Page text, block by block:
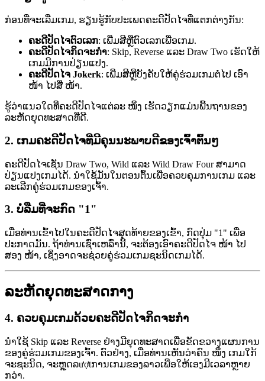
ກ່ອນທີ່ຈະເລີ່ມເກມ, ຮຽນຮູ້ກັບປະເພດຄະດີປັດໄຈທີ່ແຕກຕ່າງກັນ:
ຄະດີປັດໄຈຕົວເລກ: ເພີ່ມສີຫຼືຕົວເລກເພື່ອເກມ.
ຄະດີປັດໄຈກິດຈະກໍາ: Skip, Reverse ແລະ Draw Two ເຮັດໃຫ້
ເກມມີການປ່ຽນແປງ.
ຄະດີປັດໄຈ Jokerk: ເພີ່ມສີຫຼືບັງຄັບໃຫ້ຄູ່ຮ່ວມເກມຕໍ່ໄປ ເອົາ
ໜ້າ ໄປສີ່ ໜ້າ.
ຮູ້ວ່າແນວໃດທີ່ຄະດີປັດໄຈແຕ່ລະ ໜຶ່ງ ເຮັດວຽກແມ່ນພື້ນຖານຂອງ
ລະຫັດຍຸດທະສາດທີ່ດີ.
2. ເກມຄະດີປັດໄຈທີ່ມີຄຸນນະພາບດີຂອງເຈົ້າຕົ້ນໆ
ຄະດີປັດໄຈເຊັ່ນ Draw Two, Wild ແລະ Wild Draw Four ສາມາດ
ປ່ຽນແປງເກມໄດ້. ນຳໃຊ້ມັນໃນຕອນຕົ້ນເພື່ອຄວບຄຸມການເກມ ແລະ
ລະເລີກຄູ່ຮ່ວມເກມຂອງເຈົ້າ.
3. ບໍ່ລືມທີ່ຈະກົດ "1"
ເມື່ອທ່ານເຂົ້າໄປໃນຄະດີປັດໄຈສຸດທ້າຍຂອງເຂົ້າ, ກົດປຸ່ມ "1" ເພື່ອ
ປະກາດມັນ. ຖ້າທ່ານເຊົ່າເຫລົ່ານີ້, ຈະຕ້ອງເອົາຄະດີປັດໄຈ ໜ້າ ໄປ
ສອງ ໜ້າ, ເຊິ່ງອາດຈະຊ່ວຍຄູ່ຮ່ວມເກມຊະນິດເກມໄດ້.
ລະຫັດຍຸດທະສາດກາງ
4. ຄວບຄຸມເກມດ້ວຍຄະດີປັດໄຈກິດຈະກໍາ
ນຳໃຊ້ Skip ແລະ Reverse ຢ່າງມີຍຸດທະສາດເພື່ອຂັດຂວາງແຜນການ
ຂອງຄູ່ຮ່ວມເກມຂອງເຈົ້າ. ຕົວຢ່າງ, ເມື່ອທ່ານເຫັນວ່າຄົນ ໜຶ່ງ ເກມໃກ້
ຈະຊະນິດ, ຈະຫຼຸດລượtການເກມຂອງລາວເພື່ອໃຫ້ເອງມີເວລາຫຼາຍ
ກວ່າ.